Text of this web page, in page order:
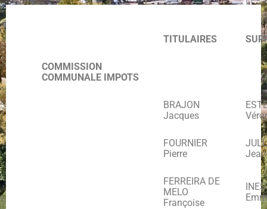
TITULAIRES
COMMISSION
COMMUNALE IMPOTS
BRAJON
Jacques
FOURNIER
Pierre
FERREIRA DE
MELO
Françoise